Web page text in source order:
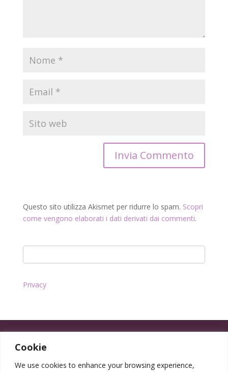
Cookie
We use cookies to enhance your browsing experience,
Questo sito utilizza Akismet per ridurre lo spam. Scopri
come vengono elaborati i dati derivati dai commenti.
Privacy